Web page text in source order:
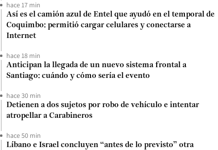
hace 17 min
Así es el camión azul de Entel que ayudó en el temporal de
Coquimbo: permitió cargar celulares y conectarse a
Internet
hace 18 min
Anticipan la llegada de un nuevo sistema frontal a
Santiago: cuándo y cómo sería el evento
hace 30 min
Detienen a dos sujetos por robo de vehículo e intentar
atropellar a Carabineros
hace 50 min
Líbano e Israel concluyen “antes de lo previsto” otra